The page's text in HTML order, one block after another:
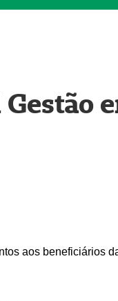
aos beneficiários